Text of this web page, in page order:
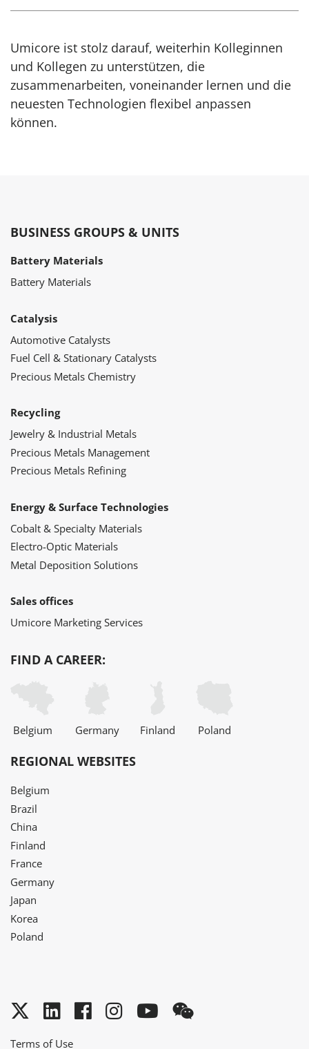
Umicore ist stolz darauf, weiterhin Kolleginnen
und Kollegen zu unterstützen, die
zusammenarbeiten, voneinander lernen und die
neuesten Technologien flexibel anpassen
können.
BUSINESS GROUPS & UNITS
Battery Materials
Battery Materials
Catalysis
Automotive Catalysts
Fuel Cell & Stationary Catalysts
Precious Metals Chemistry
Recycling
Jewelry & Industrial Metals
Precious Metals Management
Precious Metals Refining
Energy & Surface Technologies
Cobalt & Specialty Materials
Electro-Optic Materials
Metal Deposition Solutions
Sales offices
Umicore Marketing Services
FIND A CAREER:
Belgium Germany Finland Poland
REGIONAL WEBSITES
Belgium
Brazil
China
Finland
France
Germany
Japan
Korea
Poland
Twitter
LinkedInFacebook
Instagram
YouTube
Terms of Use